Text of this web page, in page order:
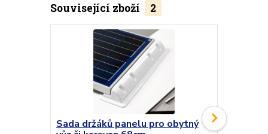
Související zboží 2
Sada držáků panelu pro obytný
Střešní